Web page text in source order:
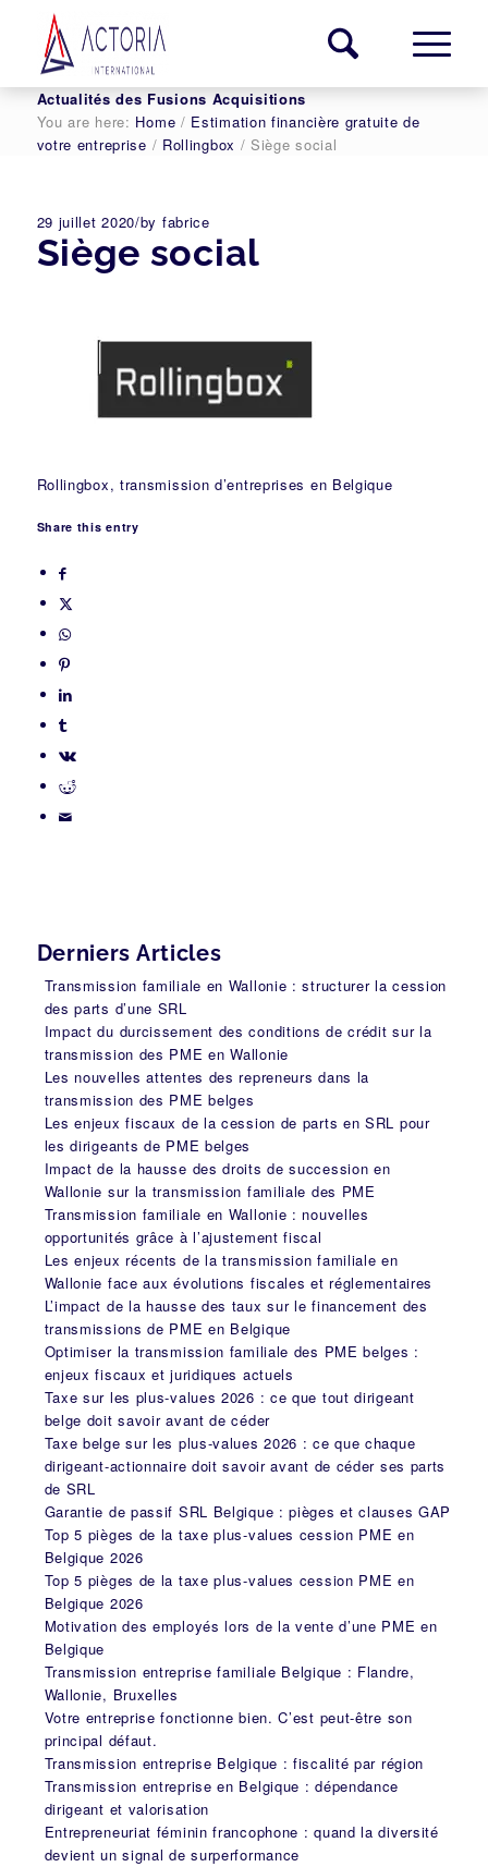
Actualités des Fusions Acquisitions
You are here: Home / Estimation financière gratuite de
votre entreprise / Rollingbox / Siège social
29 juillet 2020/by fabrice
Siège social
Rollingbox, transmission d’entreprises en Belgique
Share this entry
Derniers Articles
Transmission familiale en Wallonie : structurer la cession
des parts d’une SRL
Impact du durcissement des conditions de crédit sur la
transmission des PME en Wallonie
Les nouvelles attentes des repreneurs dans la
transmission des PME belges
Les enjeux fiscaux de la cession de parts en SRL pour
les dirigeants de PME belges
Impact de la hausse des droits de succession en
Wallonie sur la transmission familiale des PME
Transmission familiale en Wallonie : nouvelles
opportunités grâce à l’ajustement fiscal
Les enjeux récents de la transmission familiale en
Wallonie face aux évolutions fiscales et réglementaires
L’impact de la hausse des taux sur le financement des
transmissions de PME en Belgique
Optimiser la transmission familiale des PME belges :
enjeux fiscaux et juridiques actuels
Taxe sur les plus-values 2026 : ce que tout dirigeant
belge doit savoir avant de céder
Taxe belge sur les plus-values 2026 : ce que chaque
dirigeant-actionnaire doit savoir avant de céder ses parts
de SRL
Garantie de passif SRL Belgique : pièges et clauses GAP
Top 5 pièges de la taxe plus-values cession PME en
Belgique 2026
Top 5 pièges de la taxe plus-values cession PME en
Belgique 2026
Motivation des employés lors de la vente d’une PME en
Belgique
Transmission entreprise familiale Belgique : Flandre,
Wallonie, Bruxelles
Votre entreprise fonctionne bien. C’est peut-être son
principal défaut.
Transmission entreprise Belgique : fiscalité par région
Transmission entreprise en Belgique : dépendance
dirigeant et valorisation
Entrepreneuriat féminin francophone : quand la diversité
devient un signal de surperformance